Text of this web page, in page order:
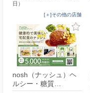
日）
[＋]その他の店舗
nosh（ナッシュ）ヘ
ルシー・糖質…